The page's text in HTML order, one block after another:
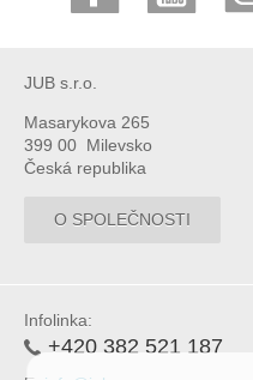
JUB s.r.o.
Masarykova 265
399 00 Milevsko
Česká republika
O SPOLEČNOSTI
Infolinka:
+420 382 521 187